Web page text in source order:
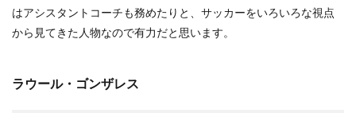
はアシスタントコーチも務めたりと、サッカーをいろいろな視点
から見てきた人物なので有力だと思います。
ラウール・ゴンザレス